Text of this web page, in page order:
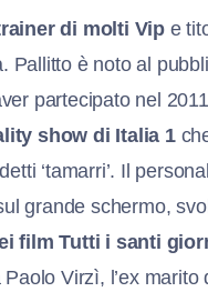
di molti Vip e
Pallitto è noto al
partecipato nel
show di Italia 1
‘tamarri’. Il
grande schermo,
film Tutti i santi
Virzì, l’ex marito